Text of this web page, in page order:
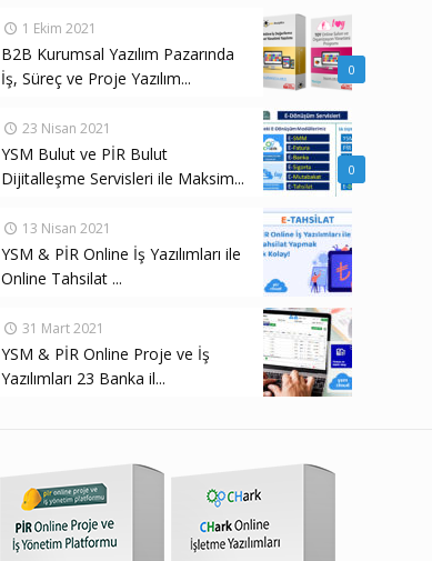
0
1 Ekim 2021
B2B Kurumsal Yazılım Pazarında
İş, Süreç ve Proje Yazılım...
0
23 Nisan 2021
YSM Bulut ve PİR Bulut
Dijitalleşme Servisleri ile Maksim...
13 Nisan 2021
YSM & PİR Online İş Yazılımları ile
Online Tahsilat ...
31 Mart 2021
YSM & PİR Online Proje ve İş
Yazılımları 23 Banka il...